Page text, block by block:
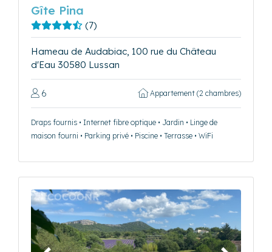
Gîte Pina
(7)
Hameau de Audabiac, 100 rue du Château
d'Eau 30580 Lussan
6 Appartement (2 chambres)
Draps fournis • Internet fibre optique • Jardin • Linge de
maison fourni • Parking privé • Piscine • Terrasse • WiFi